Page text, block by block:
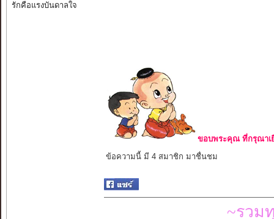
รักคือแรงบันดาลใจ
ขอบพระคุณ ที่กรุณาเ
ข้อความนี้ มี 4 สมาชิก มาชื่นชม
~รวม